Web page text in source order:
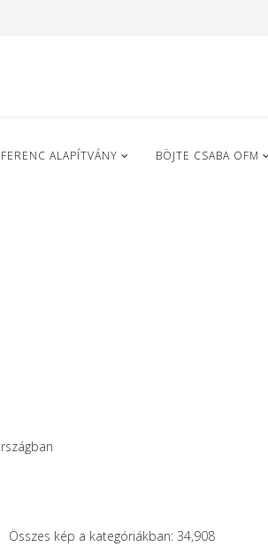
ALAPÍTVÁNY BÖJTE CSABA OFM
Összes kép a kategóriákban: 34,908